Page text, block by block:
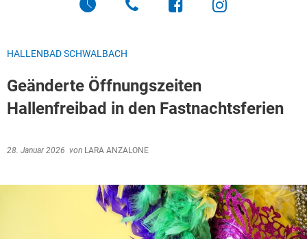
HALLENBAD SCHWALBACH
Geänderte Öffnungszeiten
Hallenfreibad in den Fastnachtsferien
28. Januar 2026 von LARA ANZALONE